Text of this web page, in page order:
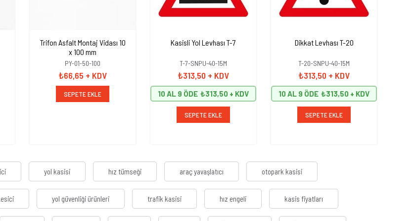
Trifon Asfalt Montaj Vidası 10
x 100 mm
PY-01-50-100
₺66,65 + KDV
SEPETE EKLE
Kasisli Yol Levhası T-7
T-7-SNPU-40-15M
₺313,50 + KDV
10 AL 9 ÖDE ₺313,50
SEPETE EKLE
Dikkat Levhası T-20
T-20-SNPU-40-15M
₺313,50 + KDV
10 AL 9 ÖDE ₺313,50
SEPETE EKLE
yol kasisi hız tümseği araç yavaşlatıcı otopark kasisi
yol güvenliği ürünleri trafik kasisi hız engeli kasis fiyatları